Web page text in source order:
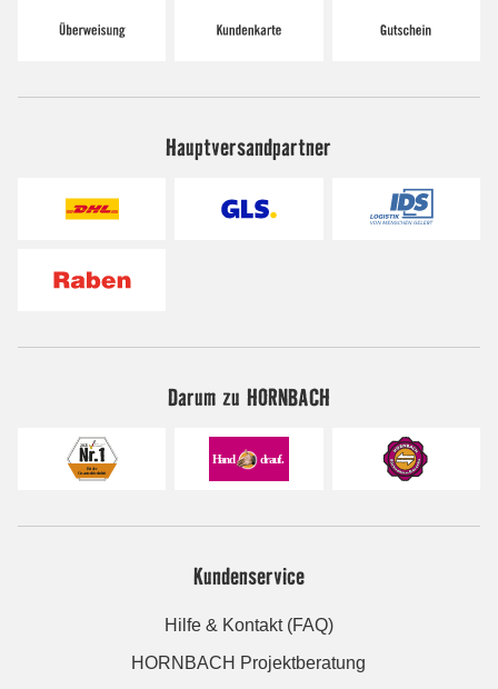
Hauptversandpartner
Darum zu HORNBACH
Kundenservice
Hilfe & Kontakt (FAQ)
HORNBACH Projektberatung